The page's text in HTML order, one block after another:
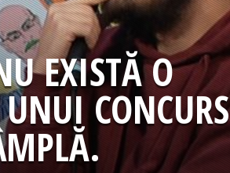
EXISTĂ O
CONCURS